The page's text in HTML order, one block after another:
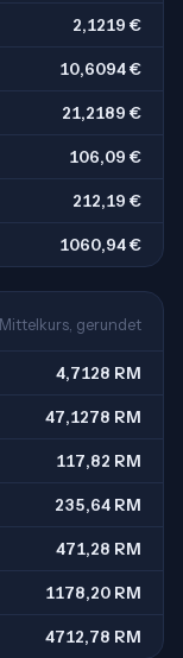
2,1219 €
10,6094 €
21,2189 €
106,09 €
212,19 €
1060,94 €
Mittelkurs, gerundet
4,7128 RM
47,1278 RM
117,82 RM
235,64 RM
471,28 RM
1178,20 RM
4712,78 RM